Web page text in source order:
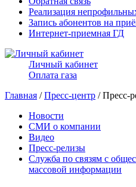
Реализация
Запись абонентов на
Интернет-приемная ГД
Личный кабинет
Оплата газа
Главная /Пресс-центр / Пресс-
Новости
СМИ о компании
Видео
Пресс-релизы
Служба по связям с
массовой информации